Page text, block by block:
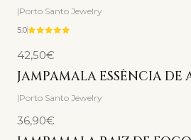
|Porto Santo Jewelry
5.0
42,50€
JAMPAMALA ESSÊNCIA DE
|Porto Santo Jewelry
36,90€